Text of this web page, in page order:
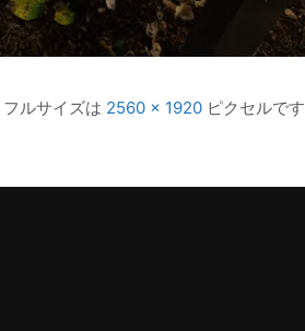
フルサイズは 2560 × 1920 ピクセルです